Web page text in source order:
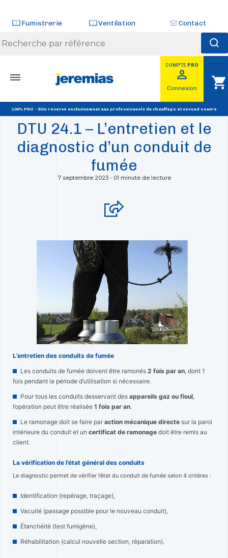
Fumistrerie Ventilation Contact
COMPTE PRO
perm_identity
Connexion shopping_cart
100% PRO - Site réservé exclusivement aux professionnels du chauffage et second oeuvre
DTU 24.1 – L’entretien et le
diagnostic d’un conduit de
fumée
7 septembre 2023 - 01 minute de lecture
L’entretien des conduits de fumée
Les conduits de fumée doivent être ramonés 2 fois par an , dont 1
fois pendant la période d’utilisation si nécessaire.
Pour tous les conduits desservant des appareils gaz ou fioul
l’opération peut être réalisée 1 fois par an.
Le ramonage doit se faire par action mécanique directe sur la paroi
intérieure du conduit et un certificat de ramonage doit être remis au
client.
La vérification de l’état général des conduits
Le diagnostic permet de vérifier l’état du conduit de fumée selon 4 critères :
Identification (repérage, traçage),
Vacuité (passage possible pour le nouveau conduit),
Étanchéité (test fumigène),
Réhabilitation (calcul nouvelle section, réparation).